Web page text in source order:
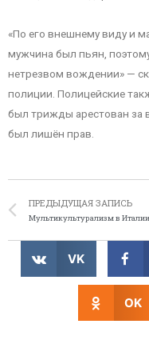
«По его внешнему виду и
мужчина был пьян,
нетрезвом вождении» —
полиции. Полицейские
был трижды арестован за
был лишён прав.
ПРЕДЫДУЩАЯ ЗАПИСЬ
Мультикультурализм в Италии
VK
OK